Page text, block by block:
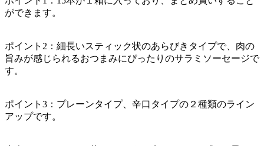
ができます。
ポイント2：細長いスティック状のあらびきタイプで、肉の
旨みが感じられるおつまみにぴったりのサラミソーセージで
す。
ポイント3：プレーンタイプ、辛口タイプの２種類のライン
アップです。